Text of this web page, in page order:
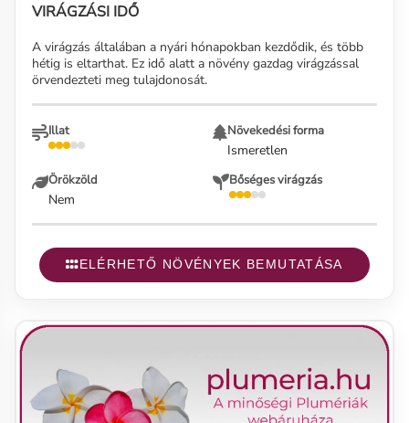
VIRÁGZÁSI IDŐ
A virágzás általában a nyári hónapokban kezdődik, és több
hétig is eltarthat. Ez idő alatt a növény gazdag virágzással
örvendezteti meg tulajdonosát.
Illat Növekedési forma
Ismeretlen
Örökzöld
Nem
Bőséges virágzás
ELÉRHETŐ NÖVÉNYEK BEMUTATÁSA